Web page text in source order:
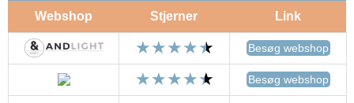
Webshop Stjerner Link
Besøg webshop
Besøg webshop